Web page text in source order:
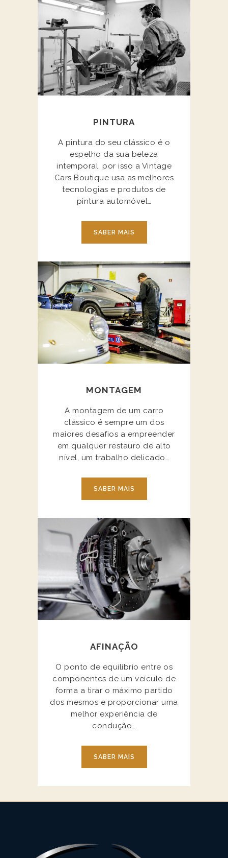
PINTURA
A pintura do seu clássico é o
espelho da sua beleza
intemporal, por isso a Vintage
Cars Boutique usa as melhores
tecnologias e produtos de
pintura automóvel…
SABER MAIS
MONTAGEM
A montagem de um carro
clássico é sempre um dos
maiores desafios a empreender
em qualquer restauro de alto
nível, um trabalho delicado…
SABER MAIS
AFINAÇÃO
O ponto de equilíbrio entre os
componentes de um veículo de
forma a tirar o máximo partido
dos mesmos e proporcionar uma
melhor experiência de
condução…
SABER MAIS